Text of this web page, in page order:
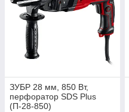
ЗУБР 28 мм, 850 Вт,
перфоратор SDS Plus
(П-28-850)